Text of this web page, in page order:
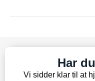
Har
Vi sidder klar til at